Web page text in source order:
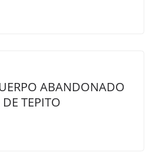
ABANDONADO
DE TEPITO